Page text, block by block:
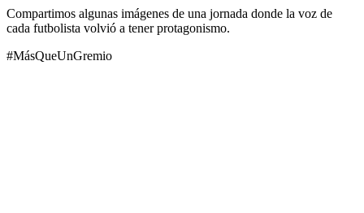
Compartimos algunas imágenes de una jornada donde la voz de
cada futbolista volvió a tener protagonismo.
#MásQueUnGremio